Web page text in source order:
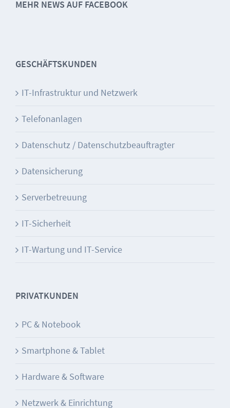
MEHR NEWS AUF FACEBOOK
GESCHÄFTSKUNDEN
IT-Infrastruktur und Netzwerk
Telefonanlagen
Datenschutz / Datenschutzbeauftragter
Datensicherung
Serverbetreuung
IT-Sicherheit
IT-Wartung und IT-Service
PRIVATKUNDEN
PC & Notebook
Smartphone & Tablet
Hardware & Software
Netzwerk & Einrichtung